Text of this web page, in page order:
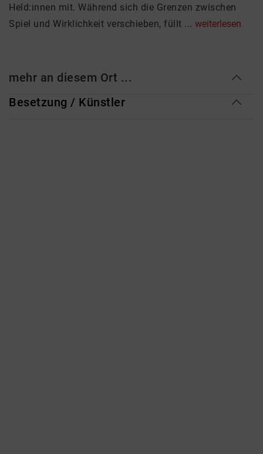
Held:innen mit. Während sich die Grenzen zwischen
Spiel und Wirklichkeit verschieben, füllt ... weiterlesen
mehr an diesem Ort ...
Besetzung / Künstler